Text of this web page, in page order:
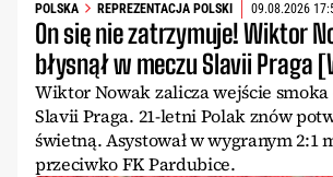
POLSKA REPREZENTACJA POLSKI 09.08.2026
On się nie zatrzymuje! Wiktor
błysnął w meczu Slavii Praga
Wiktor Nowak zalicza wejście
Slavii Praga. 21-letni Polak znów
świetną. Asystował w wygranym 2:1
przeciwko FK Pardubice.